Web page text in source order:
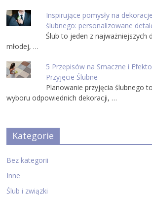
Inspirujące pomysły na
ślubnego: personalizowane
Ślub to jeden z najważniejszych
młodej, …
5 Przepisów na Smaczne i
Przyjęcie Ślubne
Planowanie przyjęcia ślubnego
wyboru odpowiednich dekoracji, …
Kategorie
Bez kategorii
Inne
Ślub i związki